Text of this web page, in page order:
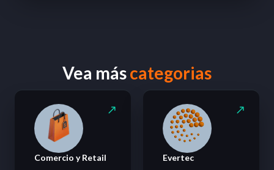
Vea máscategorias
Comercio y Retail Evertec